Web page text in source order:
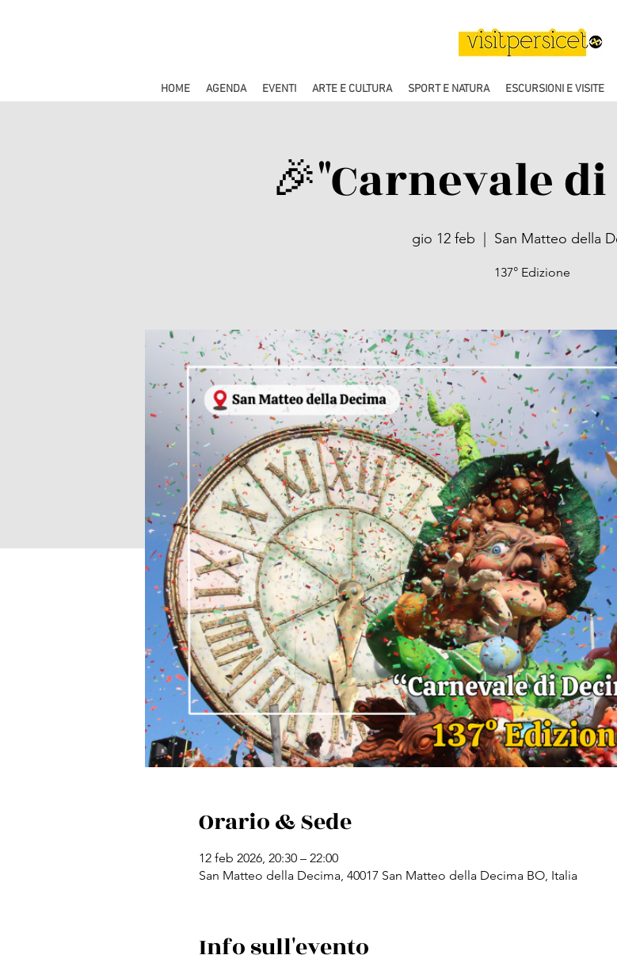
HOME AGENDA EVENTI ARTE E CULTURA SPORT E NATURA ESCURSIONI E VISITE
🎉"Carnevale
gio 12 feb San Matteo della
137° Edizione
Orario & Sede
12 feb 2026, 20:30 – 22:00
San Matteo della Decima, 40017 San Matteo della Decima BO, Italia
Info sull'evento